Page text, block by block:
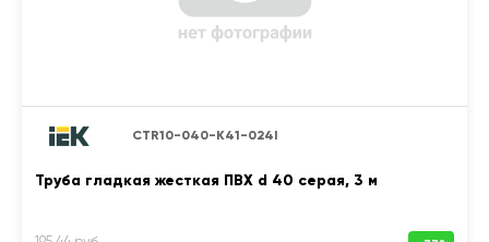
CTR10-040-K41-024I
Труба гладкая жесткая ПВХ d 40 серая, 3 м